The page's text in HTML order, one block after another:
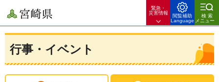
宮崎県
緊急・
災害情報
閲覧補助
Language
検索
メニュー
行事・イベント